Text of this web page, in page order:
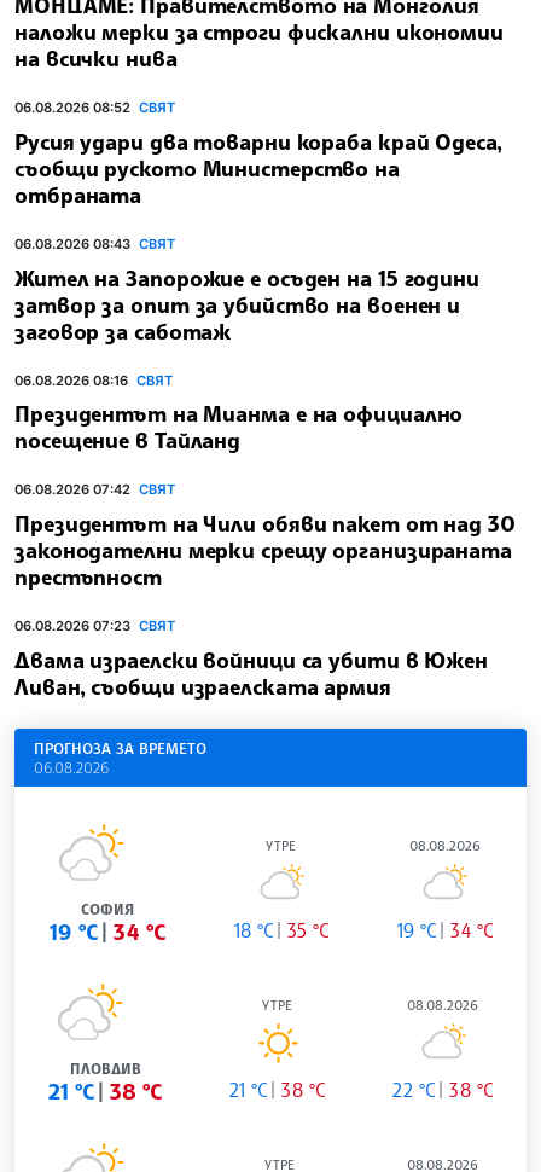
наложи мерки за строги фискални икономии
на всички нива
06.08.2026 08:52 СВЯТ
Русия удари два товарни кораба край Одеса,
съобщи руското Министерство на
отбраната
06.08.2026 08:43 СВЯТ
Жител на Запорожие е осъден на 15 години
затвор за опит за убийство на военен и
заговор за саботаж
06.08.2026 08:16 СВЯТ
Президентът на Мианма е на официално
посещение в Тайланд
06.08.2026 07:42 СВЯТ
Президентът на Чили обяви пакет от над 30
законодателни мерки срещу организираната
престъпност
06.08.2026 07:23 СВЯТ
Двама израелски войници са убити в Южен
Ливан, съобщи израелската армия
ПРОГНОЗА ЗА ВРЕМЕТО
06.08.2026
СОФИЯ
19 °C 34 °C
УТРЕ
18 °C 35 °C
08.08.2026
19 °C 34 °C
ПЛОВДИВ
21 °C 38 °C
УТРЕ
21 °C 38 °C
08.08.2026
22 °C 38 °C
УТРЕ 08.08.2026